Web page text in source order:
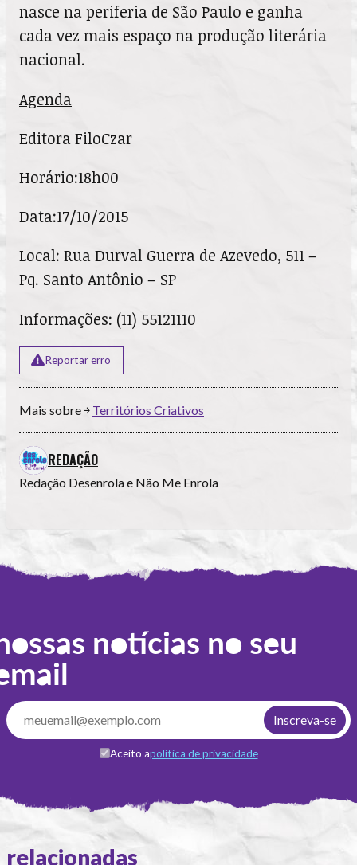
nasce na periferia de São Paulo e ganha
cada vez mais espaço na produção literária
nacional.
Agenda
Editora FiloCzar
Horário:18h00
Data:17/10/2015
Local: Rua Durval Guerra de Azevedo, 511 –
Pq. Santo Antônio – SP
Informações: (11) 55121110
Reportar erro
Mais sobre ￫ Territórios Criativos
REDAÇÃO
Redação Desenrola e Não Me Enrola
notícias no seu
Aceito apolítica de privacidade
relacionadas